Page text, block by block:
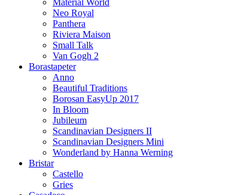
Material World
Neo Royal
Panthera
Riviera Maison
Small Talk
Van Gogh 2
Borastapeter
Anno
Beautiful Traditions
Borosan EasyUp 2017
In Bloom
Jubileum
Scandinavian Designers II
Scandinavian Designers Mini
Wonderland by Hanna Werning
Bristar
Castello
Gries